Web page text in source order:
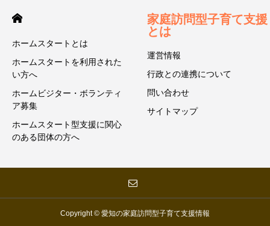
ホームスタートとは
ホームスタートを利用された
い方へ
ホームビジター・ボランティ
ア募集
ホームスタート型支援に関心
のある団体の方へ
家庭訪問型子育て支援
とは
運営情報
行政との連携について
問い合わせ
サイトマップ
Copyright © 愛知の家庭訪問型子育て支援情報